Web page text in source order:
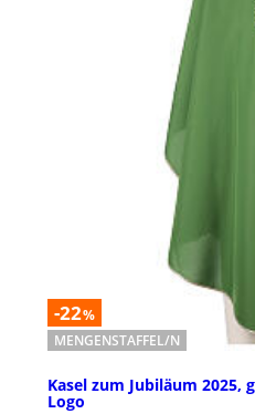
-22%
MENGENSTAFFEL/N
Kasel zum Jubiläum
Logo